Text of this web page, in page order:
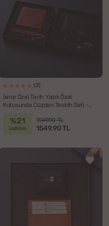
(2)
İsme Özel Tarih Yazılı Özel
Kutusunda Cüzdan Tesbih Seti -
%21
indirim
1949.90 TL
1549.90 TL